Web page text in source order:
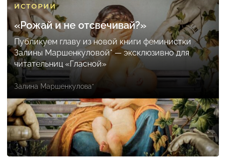
ИСТОРИИ
«Рожай и не отсвечивай?»
Публикуем главу из новой книги феминистки
Залины Маршенкуловой* — эксклюзивно для
читательниц «Гласной»
Залина Маршенкулова*